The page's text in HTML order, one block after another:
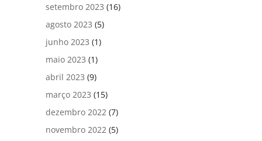
setembro 2023 (16)
agosto 2023 (5)
junho 2023 (1)
maio 2023 (1)
abril 2023 (9)
março 2023 (15)
dezembro 2022 (7)
novembro 2022 (5)